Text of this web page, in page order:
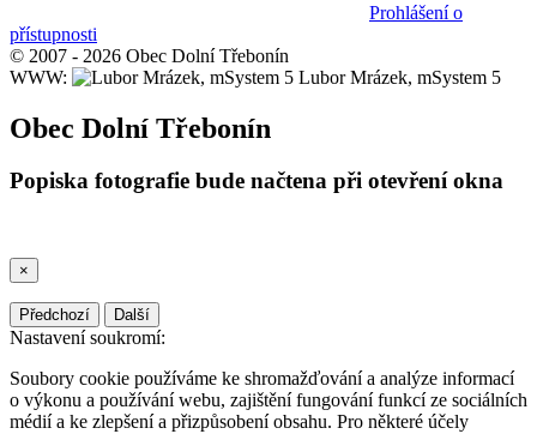
Prohlášení o
přístupnosti
© 2007 - 2026 Obec Dolní Třebonín
WWW:
Lubor Mrázek, mSystem 5
Obec Dolní Třebonín
Popiska fotografie bude načtena při otevření okna
×
Předchozí Další
Nastavení soukromí:
Soubory cookie používáme ke shromažďování a analýze informací
o výkonu a používání webu, zajištění fungování funkcí ze sociálních
médií a ke zlepšení a přizpůsobení obsahu. Pro některé účely